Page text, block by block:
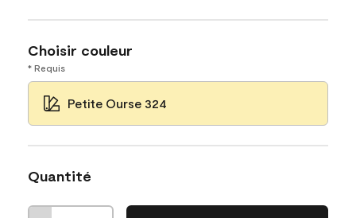
Choisir couleur
* Requis
Petite Ourse 324
Quantité